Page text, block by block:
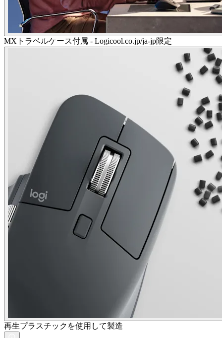
MXトラベルケース付属 - Logicool.co.jp/ja-jp限定
再生プラスチックを使用して製造